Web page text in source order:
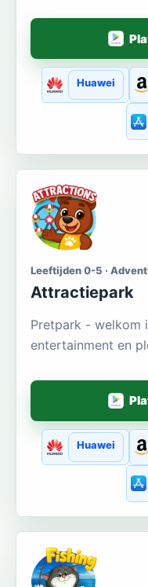
Huawei
Leeftijden 0-5 ·
Attractiepark
Pretpark - welkom
entertainment en
Huawei